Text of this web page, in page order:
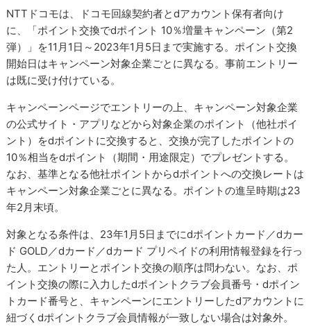
NTTドコモは、ドコモ回線契約者とdアカウント保有者向け
に、「ポイント交換でdポイント 10％増量キャンペーン（第2
弾）」を11月1日～2023年1月5日まで実施する。ポイント交換
開始日はキャンペーン対象企業ごとに異なる。事前エントリー
は既に受け付けている。
キャンペーンページでエントリーの上、キャンペーン対象企業
の公式サイト・アプリなどから対象企業のポイント（他社ポイ
ント）をdポイントに交換すると、交換が完了したポイントの
10％相当をdポイント（期間・用途限定）でプレゼントする。
なお、基準となる他社ポイントからdポイントへの交換レートは
キャンペーン対象企業ごとに異なる。ポイントの進呈時期は23
年2月末頃。
対象となる条件は、23年1月5日までにdポイントカード／dカー
ド GOLD／dカード／dカード プリペイドの利用情報登録を行っ
た人。エントリーとポイント交換の順序は問わない。なお、ポ
イント交換の際に入力したdポイントクラブ会員番号・dポイン
トカード番号と、キャンペーンにエントリーしたdアカウントに
紐づくdポイントクラブ会員情報が一致しない場合は対象外。